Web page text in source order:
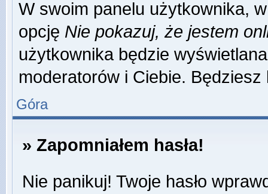
W swoim panelu użytkownika,
opcję Nie pokazuj, że jestem
użytkownika będzie
moderatorów i Ciebie.
Góra
» Zapomniałem hasła!
Nie panikuj! Twoje hasło